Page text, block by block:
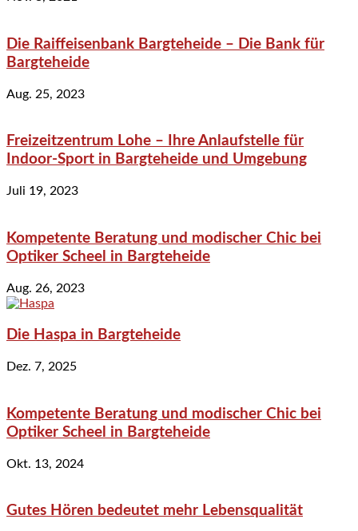
Die Raiffeisenbank Bargteheide – Die Bank für
Bargteheide
Aug. 25, 2023
Freizeitzentrum Lohe – Ihre Anlaufstelle für
Indoor-Sport in Bargteheide und Umgebung
Juli 19, 2023
Kompetente Beratung und modischer Chic bei
Optiker Scheel in Bargteheide
Aug. 26, 2023
Die Haspa in Bargteheide
Dez. 7, 2025
Kompetente Beratung und modischer Chic bei
Optiker Scheel in Bargteheide
Okt. 13, 2024
Gutes Hören bedeutet mehr Lebensqualität